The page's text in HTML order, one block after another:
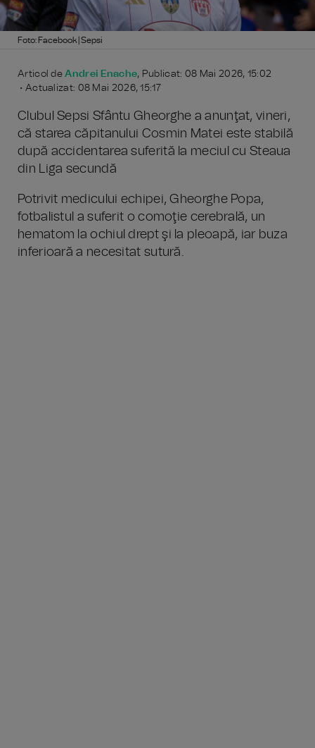
Foto: Facebook | Sepsi
Articol deAndrei Enache, Publicat: 08 Mai 2026, 15:02
• Actualizat: 08 Mai 2026, 15:17
Clubul Sepsi Sfântu Gheorghe a anunţat, vineri,
că starea căpitanului Cosmin Matei este stabilă
după accidentarea suferită la meciul cu Steaua
din Liga secundă
Potrivit medicului echipei, Gheorghe Popa,
fotbalistul a suferit o comoţie cerebrală, un
hematom la ochiul drept şi la pleoapă, iar buza
inferioară a necesitat sutură.